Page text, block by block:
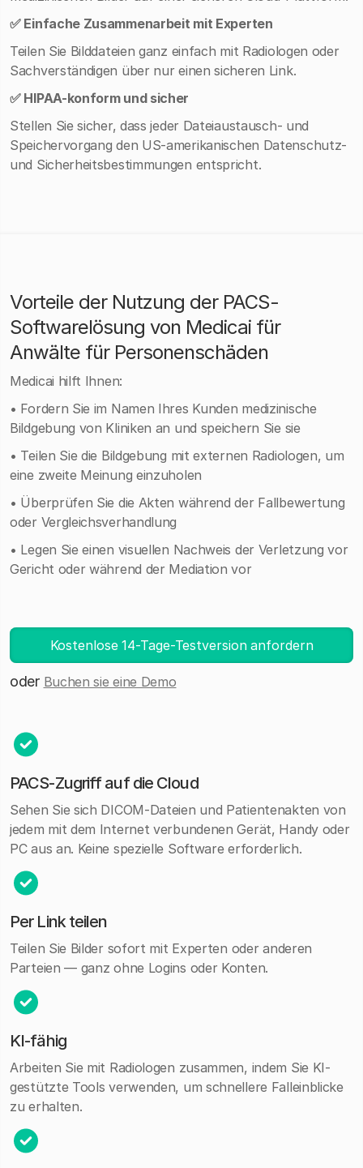
✅ Einfache Zusammenarbeit mit Experten
Teilen Sie Bilddateien ganz einfach mit Radiologen oder
Sachverständigen über nur einen sicheren Link.
✅ HIPAA-konform und sicher
Stellen Sie sicher, dass jeder Dateiaustausch- und
Speichervorgang den US-amerikanischen Datenschutz-
und Sicherheitsbestimmungen entspricht.
Vorteile der Nutzung der PACS-
Softwarelösung von Medicai für
Anwälte für Personenschäden
Medicai hilft Ihnen:
• Fordern Sie im Namen Ihres Kunden medizinische
Bildgebung von Kliniken an und speichern Sie sie
• Teilen Sie die Bildgebung mit externen Radiologen, um
eine zweite Meinung einzuholen
• Überprüfen Sie die Akten während der Fallbewertung
oder Vergleichsverhandlung
• Legen Sie einen visuellen Nachweis der Verletzung vor
Gericht oder während der Mediation vor
Kostenlose 14-Tage-Testversion anfordern
oder Buchen sie eine Demo
PACS-Zugriff auf die Cloud
Sehen Sie sich DICOM-Dateien und Patientenakten von
jedem mit dem Internet verbundenen Gerät, Handy oder
PC aus an. Keine spezielle Software erforderlich.
Per Link teilen
Teilen Sie Bilder sofort mit Experten oder anderen
Parteien — ganz ohne Logins oder Konten.
KI-fähig
Arbeiten Sie mit Radiologen zusammen, indem Sie KI-
gestützte Tools verwenden, um schnellere Falleinblicke
zu erhalten.